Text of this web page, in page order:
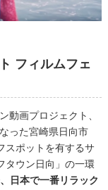
フィルムフェ
動画プロジェクト、
った宮崎県日向市
スポットを有するサ
タウン日向」の一環
日本で一番リラック